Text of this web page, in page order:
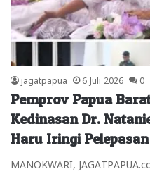
jagatpapua 6 Juli 2026 0
Pemprov Papua
Kedinasan Dr.
Haru Iringi Pelepasan
MANOKWARI,